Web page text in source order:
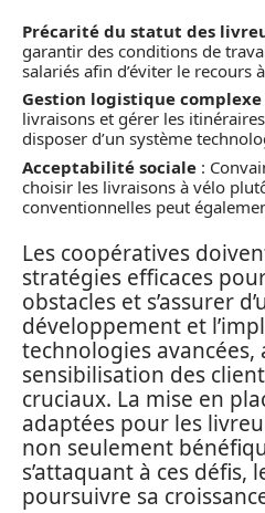
Précarité du statut des
garantir des conditions de
salariés afin d’éviter le recours
Gestion logistique complexe
livraisons et gérer les
disposer d’un système
Acceptabilité sociale :
choisir les livraisons à vélo
conventionnelles peut
Les coopératives
stratégies efficaces
obstacles et s’assurer
développement et
technologies avancées,
sensibilisation des
cruciaux. La mise en
adaptées pour les
non seulement
s’attaquant à ces défis,
poursuivre sa